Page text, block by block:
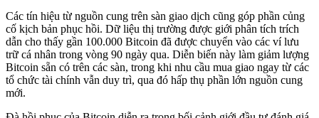
Các tín hiệu từ nguồn cung trên sàn giao dịch cũng góp phần củng
cố kịch bản phục hồi. Dữ liệu thị trường được giới phân tích trích
dẫn cho thấy gần 100.000 Bitcoin đã được chuyển vào các ví lưu
trữ cá nhân trong vòng 90 ngày qua. Diễn biến này làm giảm lượng
Bitcoin sẵn có trên các sàn, trong khi nhu cầu mua giao ngay từ các
tổ chức tài chính vẫn duy trì, qua đó hấp thụ phần lớn nguồn cung
mới.